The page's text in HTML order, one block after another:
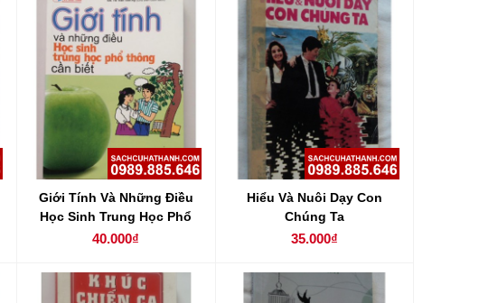
Giới Tính Và Những Điều
Học Sinh Trung Học Phổ
Thông Cần Biết
40.000₫
Hiểu Và Nuôi Dạy Con
Chúng Ta
35.000₫